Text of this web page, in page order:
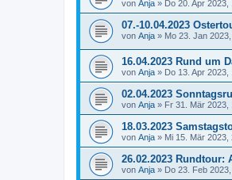
von Anja » Do 20. Apr 2023,
07.-10.04.2023
von Anja » Mo 23. Jan
16.04.2023 Rund um
von Anja » Do 13. Apr 2023,
02.04.2023
von Anja » Fr 31. Mär 2023,
18.03.2023
von Anja » Mi 15. Mär 2023,
26.02.2023
von Anja » Do 23. Feb